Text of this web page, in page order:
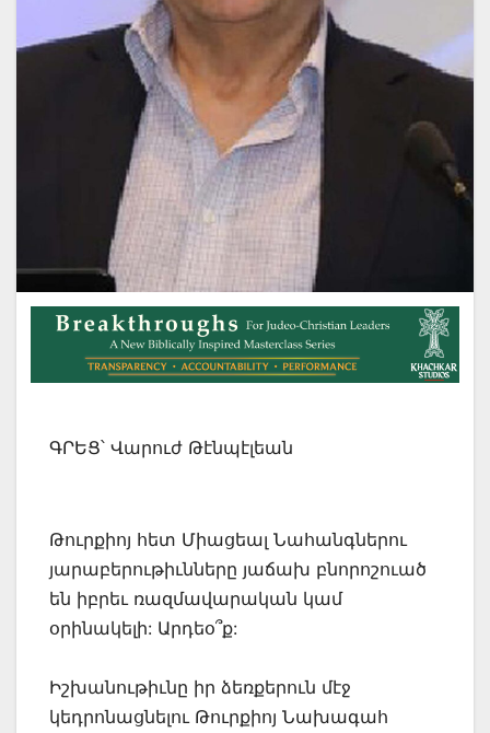
ԳՐԵՑ՝ Վարուժ Թէնպէլեան
Թուրքիոյ հետ Միացեալ Նահանգներու
յարաբերութիւնները յաճախ բնորոշուած
են իբրեւ ռազմավարական կամ
օրինակելի: Արդեօ՞ք:
Իշխանութիւնը իր ձեռքերուն մէջ
կեդրոնացնելու Թուրքիոյ Նախագահ